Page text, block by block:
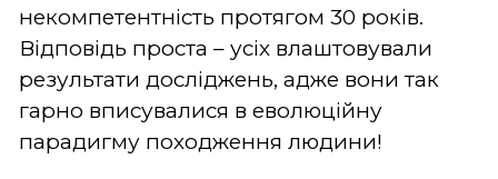
некомпетентність протягом 30 років.
Відповідь проста – усіх влаштовували
результати досліджень, адже вони так
гарно вписувалися в еволюційну
парадигму походження людини!